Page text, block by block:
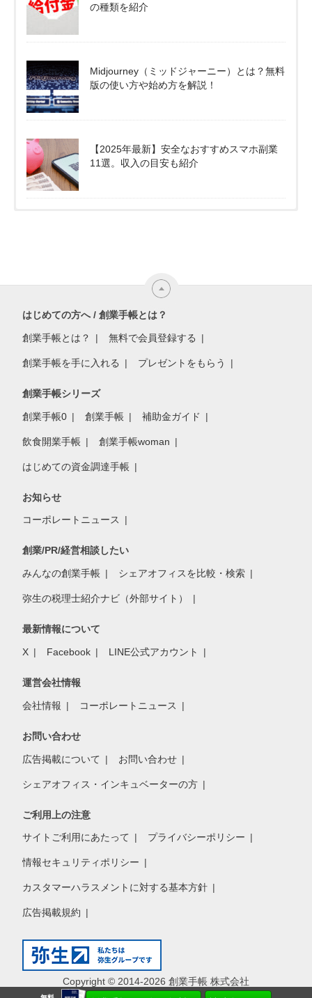
の種類を紹介
Midjourney（ミッドジャーニー）とは？無料
版の使い方や始め方を解説！
【2025年最新】安全なおすすめスマホ副業
11選。収入の目安も紹介
はじめての方へ / 創業手帳とは？
創業手帳とは？ 無料で会員登録する
創業手帳を手に入れる プレゼントをもらう
創業手帳シリーズ
創業手帳0 創業手帳 補助金ガイド
飲食開業手帳 創業手帳woman
はじめての資金調達手帳
お知らせ
コーポレートニュース
創業/PR/経営相談したい
みんなの創業手帳 シェアオフィスを比較・検索
弥生の税理士紹介ナビ（外部サイト）
最新情報について
X Facebook LINE公式アカウント
運営会社情報
会社情報 コーポレートニュース
お問い合わせ
広告掲載について お問い合わせ
シェアオフィス・インキュベーターの方
ご利用上の注意
サイトご利用にあたって プライバシーポリシー
情報セキュリティポリシー
カスタマーハラスメントに対する基本方針
広告掲載規約
Copyright © 2014-2026 創業手帳 株式会社